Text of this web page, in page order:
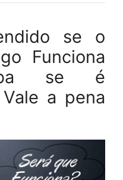
se o
Funciona
se é
a pena